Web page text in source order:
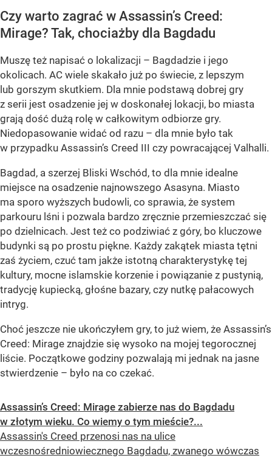
Czy warto zagrać w Assassin’s Creed:
Mirage? Tak, chociażby dla Bagdadu
Muszę też napisać o lokalizacji – Bagdadzie i jego
okolicach. AC wiele skakało już po świecie, z lepszym
lub gorszym skutkiem. Dla mnie podstawą dobrej gry
z serii jest osadzenie jej w doskonałej lokacji, bo miasta
grają dość dużą rolę w całkowitym odbiorze gry.
Niedopasowanie widać od razu – dla mnie było tak
w przypadku Assassin’s Creed III czy powracającej Valhalli.
Bagdad, a szerzej Bliski Wschód, to dla mnie idealne
miejsce na osadzenie najnowszego Asasyna. Miasto
ma sporo wyższych budowli, co sprawia, że system
parkouru lśni i pozwala bardzo zręcznie przemieszczać się
po dzielnicach. Jest też co podziwiać z góry, bo kluczowe
budynki są po prostu piękne. Każdy zakątek miasta tętni
zaś życiem, czuć tam jakże istotną charakterystykę tej
kultury, mocne islamskie korzenie i powiązanie z pustynią,
tradycję kupiecką, głośne bazary, czy nutkę pałacowych
intryg.
Choć jeszcze nie ukończyłem gry, to już wiem, że Assassin’s
Creed: Mirage znajdzie się wysoko na mojej tegorocznej
liście. Początkowe godziny pozwalają mi jednak na jasne
stwierdzenie – było na co czekać.
Assassin’s Creed: Mirage zabierze nas do Bagdadu
w złotym wieku. Co wiemy o tym mieście?...
Assassin's Creed przenosi nas na ulice
wczesnośredniowiecznego Bagdadu, zwanego wówczas